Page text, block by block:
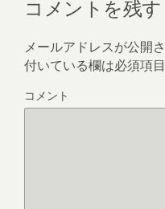
コメントを残す
メールアドレスが公開
付いている欄は必須項
コメント